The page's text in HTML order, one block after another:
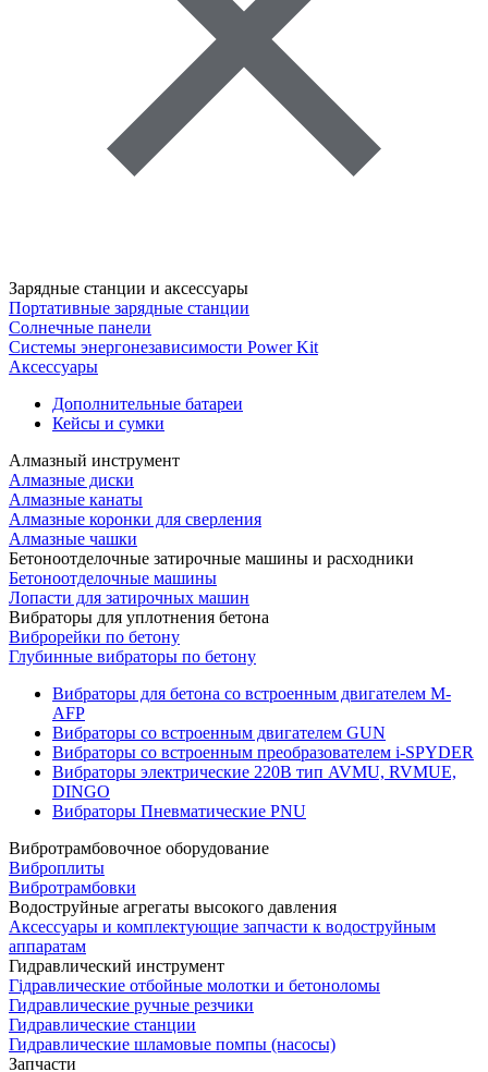
Зарядные станции и аксессуары
Портативные зарядные станции
Солнечные панели
Системы энергонезависимости Power Kit
Аксессуары
Дополнительные батареи
Кейсы и сумки
Алмазный инструмент
Алмазные диски
Алмазные канаты
Алмазные коронки для сверления
Алмазные чашки
Бетоноотделочные затирочные машины и расходники
Бетоноотделочные машины
Лопасти для затирочных машин
Вибраторы для уплотнения бетона
Виброрейки по бетону
Глубинные вибраторы по бетону
Вибраторы для бетона со встроенным двигателем M-
AFP
Вибраторы со встроенным двигателем GUN
Вибраторы со встроенным преобразователем i-SPYDER
Вибраторы электрические 220B тип AVMU, RVMUE,
DINGO
Вибраторы Пневматические PNU
Вибротрамбовочное оборудование
Виброплиты
Вибротрамбовки
Водоструйные агрегаты высокого давления
Аксессуары и комплектующие запчасти к водоструйным
аппаратам
Гидравлический инструмент
Гідравлические отбойные молотки и бетоноломы
Гидравлические ручные резчики
Гидравлические станции
Гидравлические шламовые помпы (насосы)
Запчасти